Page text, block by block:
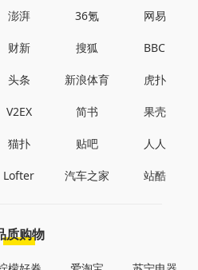
澎湃 36氪 网易
财新 搜狐 BBC
头条 新浪体育 虎扑
V2EX 简书 果壳
猫扑 贴吧 人人
Lofter 汽车之家 站酷
质购物